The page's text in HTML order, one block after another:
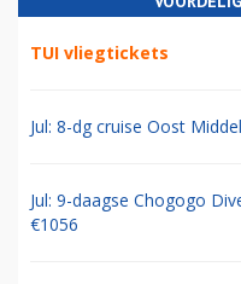
TUI vliegtickets
Jul: 8-dg cruise Oost
Jul: 9-daagse Chogogo
€1056